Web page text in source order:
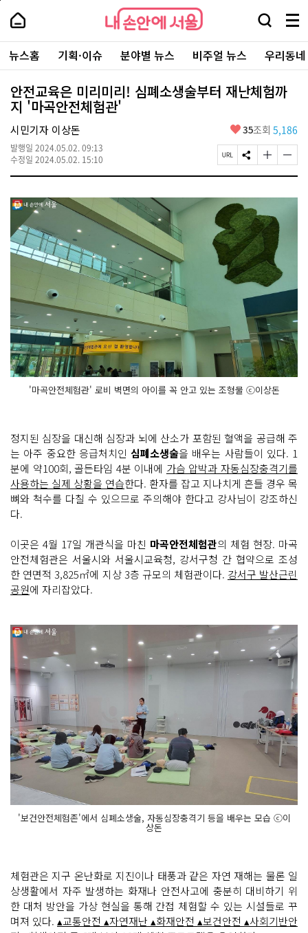
본
로
가
내
손
안
에
서
울
-
서
울
시
대
표
소
통
포
내
손
에
울
검
창
열
기
메
뉴
전
체
보
주
요
서
뉴스홈 기획·이슈 분야별 뉴스 비주얼 뉴스 우리동
안전교육은 미리미리! 심폐소생술부터 재난체험까
지 '마곡안전체험관'
시민기자 이상돈
발행일 2024.05.02. 09:13
수정일 2024.05.02. 15:10
좋
요
35조회 5,186
페
이
U
R
L
복
사
S
N
공
유
하
기
글
자
기
게
변
하
기
글
자
기
작
'마곡안전체험관' 로비 벽면의 아이를 꼭 안고 있는 조형물 ⓒ이상돈
정지된 심장을 대신해 심장과 뇌에 산소가 포함된 혈액을 공급해 주
는 아주 중요한 응급처치인 심폐소생술을 배우는 사람들이 있다. 1
분에 약100회, 골든타임 4분 이내에 가슴 압박과 자동심장충격기를
사용하는 실제 상황을 연습한다. 환자를 잡고 지나치게 흔들 경우 목
뼈와 척수를 다칠 수 있으므로 주의해야 한다고 강사님이 강조하신
다.
이곳은 4월 17일 개관식을 마친 마곡안전체험관의 체험 현장. 마곡
안전체험관은 서울시와 서울시교육청, 강서구청 간 협약으로 조성
한 연면적 3,825㎡에 지상 3층 규모의 체험관이다. 강서구 발산근린
공원에 자리잡았다.
'보건안전체험존'에서 심폐소생술, 자동심장충격기 등을 배우는 모습 ⓒ이
상돈
체험관은 지구 온난화로 지진이나 태풍과 같은 자연 재해는 물론 일
상생활에서 자주 발생하는 화재나 안전사고에 충분히 대비하기 위
한 대처 방안을 가상 현실을 통해 간접 체험할 수 있는 시설들로 꾸
며져 있다. ▴교통안전 ▴자연재난 ▴화재안전 ▴보건안전 ▴사회기반안
페
상
단
로